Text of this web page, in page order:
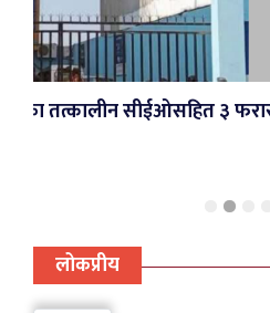
३ फरार
HONOR नेपालले
स्मार्टफोनमा
लोकप्रीय